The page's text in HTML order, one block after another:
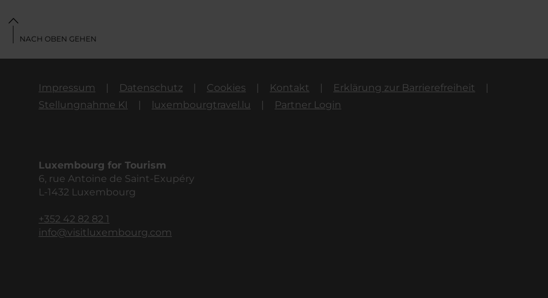
Impressum Datenschutz Cookies Kontakt
Erklärung zur Barrierefreiheit
Stellungnahme KI
luxembourgtravel.lu Partner Login
Luxembourg for Tourism
6, rue Antoine de Saint-Exupéry
L-1432 Luxembourg
+352 42 82 82 1
info@visitluxembourg.com
NACH OBEN GEHEN